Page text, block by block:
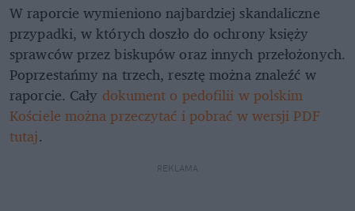
W raporcie wymieniono najbardziej skandaliczne
przypadki, w których doszło do ochrony księży
sprawców przez biskupów oraz innych przełożonych.
Poprzestańmy na trzech, resztę można znaleźć w
raporcie. Cały dokument o pedofilii w polskim
Kościele można przeczytać i pobrać w wersji PDF
tutaj.
REKLAMA